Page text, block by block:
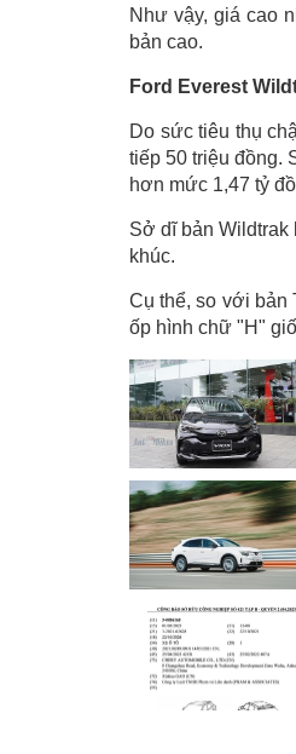
Như vậy, giá cao
bản cao.
Ford Everest
Do sức tiêu thụ
tiếp 50 triệu đồng.
hơn mức 1,47 tỷ
Sở dĩ bản Wildtrak
khúc.
Cụ thể, so với bản
ốp hình chữ "H"